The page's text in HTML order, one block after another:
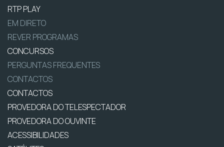
RTP PLAY
EM DIRETO
REVER PROGRAMAS
CONCURSOS
PERGUNTAS FREQUENTES
CONTACTOS
CONTACTOS
PROVEDORA DO TELESPECTADOR
PROVEDORA DO OUVINTE
ACESSIBILIDADES